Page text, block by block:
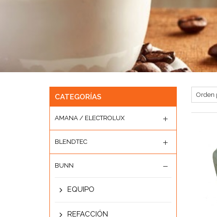
CATEGORÍAS
AMANA / ELECTROLUX
BLENDTEC
BUNN
EQUIPO
REFACCIÓN